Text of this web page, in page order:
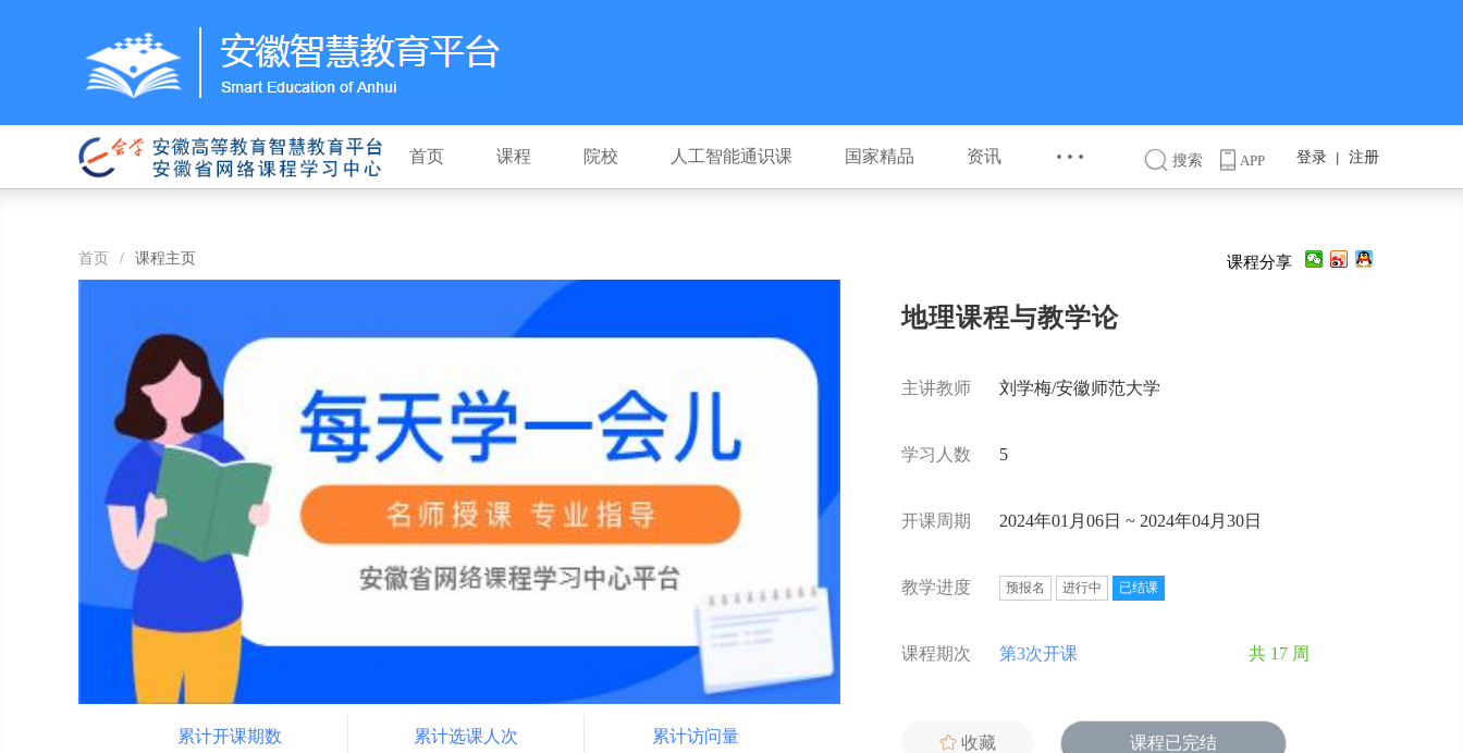
首页 课程 院校 人工智能通识课 国家精品 资讯 ··· 搜索 APP 登录 注册
首页 / 课程主页
累计开课期数 累计选课人次 累计访问量
课程分享
地理课程与教学论
主讲教师 刘学梅/安徽师范大学
学习人数 5
开课周期 2024年01月06日 ~ 2024年04月30日
教学进度 预报名 进行中 已结课
课程期次 第3次开课 共 17 周
 收藏 课程已完结